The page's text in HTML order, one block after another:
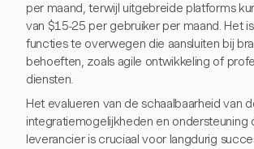
per maand, terwijl uitgebreide platforms
van $15-25 per gebruiker per maand. Het
functies te overwegen die aansluiten bij
behoeften, zoals agile ontwikkeling of
diensten.
Het evalueren van de schaalbaarheid van
integratiemogelijkheden en ondersteuning
leverancier is cruciaal voor langdurig